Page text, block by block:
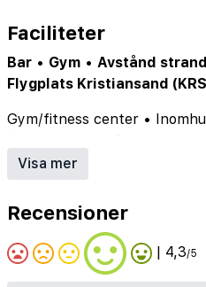
Faciliteter
Bar • Gym • Avstånd
Flygplats Kristiansand
Gym/fitness center •
•Luftkonditionering
Visa mer
Recensioner
| 4,3/5